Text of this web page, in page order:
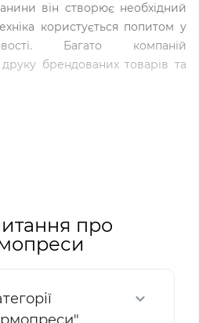
він створює необхідний
користується попитом у
Багато компаній
брендованих товарів та
Завдяки оперативній доставці
для
основні види:
про